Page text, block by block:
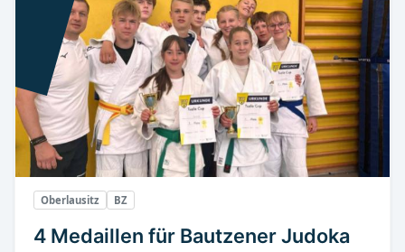
Oberlausitz BZ
4 Medaillen für Bautzener Judoka